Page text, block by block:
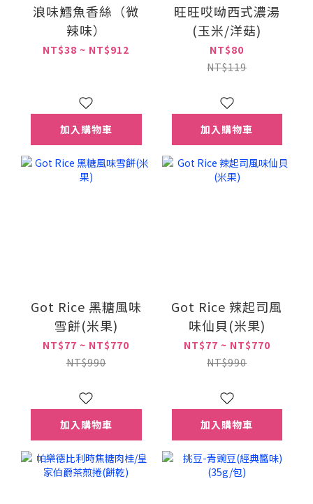
浪味鱈魚香絲（微
辣味）
NT$38 ~ NT$912
加入購物車
旺旺哎呦西式濃湯
(玉米/洋菇)
NT$80
NT$119
加入購物車
Got Rice 黑糖風味
雪餅(米果)
NT$77 ~ NT$770
NT$990
加入購物車
Got Rice 辣起司風
味仙貝(米果)
NT$77 ~ NT$770
NT$990
加入購物車